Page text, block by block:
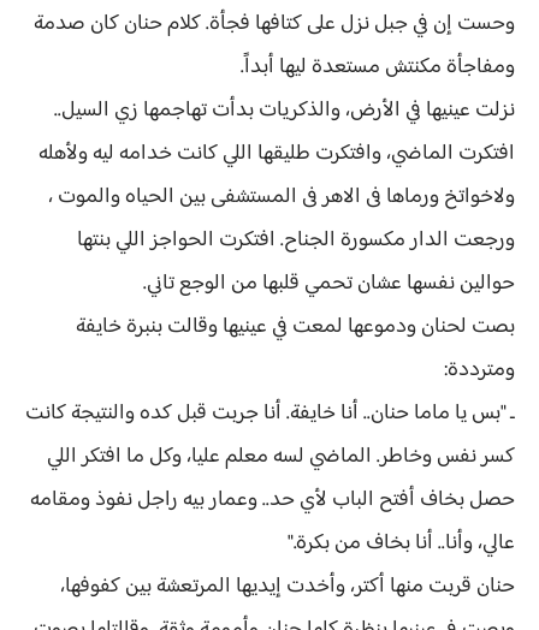
وحست إن في جبل نزل على كتافها فجأة. كلام حنان كان صدمة
ومفاجأة مكنتش مستعدة ليها أبداً.
نزلت عينيها في الأرض، والذكريات بدأت تهاجمها زي السيل..
افتكرت الماضي، وافتكرت طليقها اللي كانت خدامه ليه ولأهله
ولاخواتخ ورماها فى الاهر فى المستشفى بين الحياه والموت ،
ورجعت الدار مكسورة الجناح. افتكرت الحواجز اللي بنتها
حوالين نفسها عشان تحمي قلبها من الوجع تاني.
بصت لحنان ودموعها لمعت في عينيها وقالت بنبرة خايفة
ومترددة:
ـ "بس يا ماما حنان.. أنا خايفة. أنا جربت قبل كده والنتيجة كانت
كسر نفس وخاطر. الماضي لسه معلم عليا، وكل ما افتكر اللي
حصل بخاف أفتح الباب لأي حد.. وعمار بيه راجل نفوذ ومقامه
عالي، وأنا.. أنا بخاف من بكرة."
حنان قربت منها أكتر، وأخدت إيديها المرتعشة بين كفوفها،